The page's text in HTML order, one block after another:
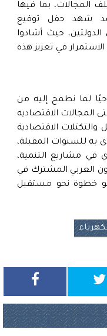
المجالات، بما فيها
وقد شهد حفل توقيع
حيث أشادوا
في تعزيز هذه
لما نطمح إليه من
المجالات الاقتصاديه
الاقتصادية
به للسنوات المقبلة،
في مشاريع التنمية،
العربي المشترك في
وهو خطوة نحو مستقبل